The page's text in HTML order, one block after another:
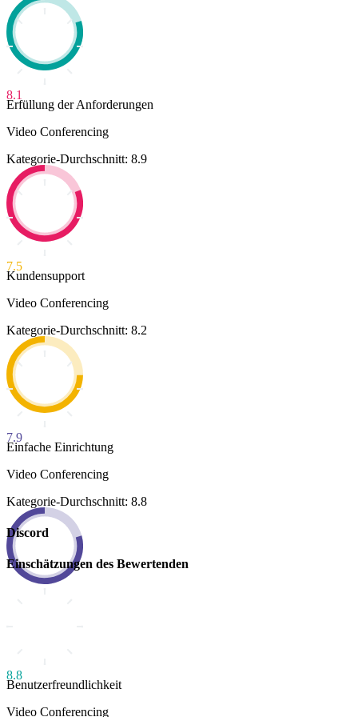
8.1
Erfüllung der Anforderungen
Video Conferencing
Kategorie-Durchschnitt: 8.9
7.5
Kundensupport
Video Conferencing
Kategorie-Durchschnitt: 8.2
7.9
Einfache Einrichtung
Video Conferencing
Kategorie-Durchschnitt: 8.8
Discord
Einschätzungen des Bewertenden
8.8
Benutzerfreundlichkeit
Video Conferencing